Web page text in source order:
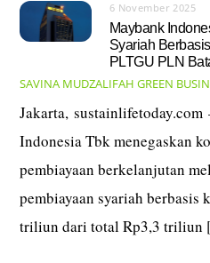
6 November 2025
Maybank
Syariah
PLTGU PLN
SAVINA MUDZALIFAH GREEN
Jakarta,
Indonesia Tbk menegaskan
pembiayaan berkelanjutan
pembiayaan syariah berbasis
triliun dari total Rp3,3